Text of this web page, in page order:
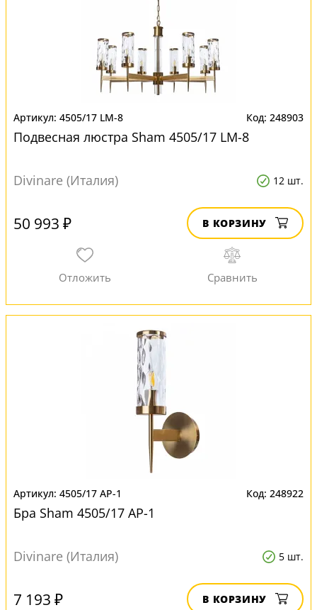
4505/17 LM-8 248903
Подвесная люстра Sham 4505/17 LM-8
Divinare (Италия) 12 шт.
50 993 ₽ В КОРЗИНУ
4505/17 AP-1 248922
Бра Sham 4505/17 AP-1
Divinare (Италия) 5 шт.
7 193 ₽ В КОРЗИНУ